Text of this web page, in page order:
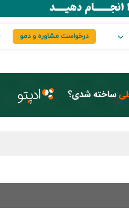
درخواست مشاوره و دمو